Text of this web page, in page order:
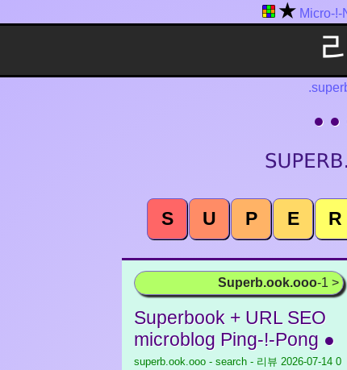
★ Micro-!-
● ●
S U P E R
Superb.ook.ooo-1 >
Superbook + URL SEO
microblog Ping-!-Pong ●
superb.ook.ooo - search - 리뷰 2026-07-14 0